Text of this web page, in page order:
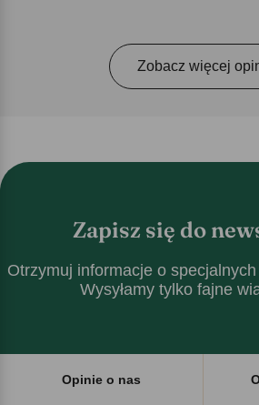
Zobacz więcej
Zapisz się do
Otrzymuj informacje o
Wysyłamy tylko fajne
Opinie o nas